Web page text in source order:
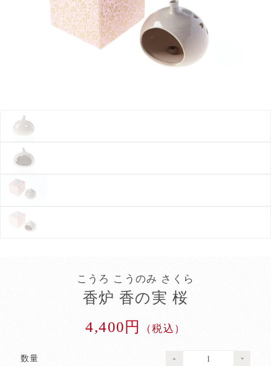
こうろ こうのみ さくら
香炉 香の実 桜
4,400円
（税込）
数量